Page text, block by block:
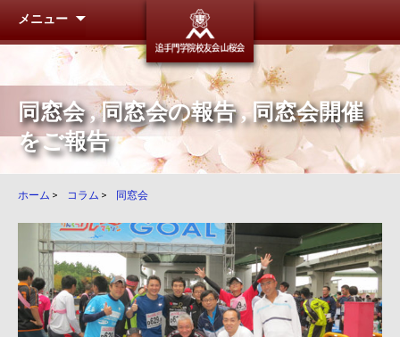
追手門学
メニュー
同窓会,同窓会の報告, 同窓会開催
をご報告
ホーム > コラム > 同窓会